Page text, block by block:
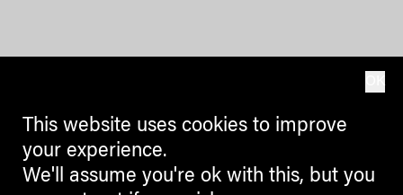
This website uses cookies to improve
your experience.
We'll assume you're ok with this, but you